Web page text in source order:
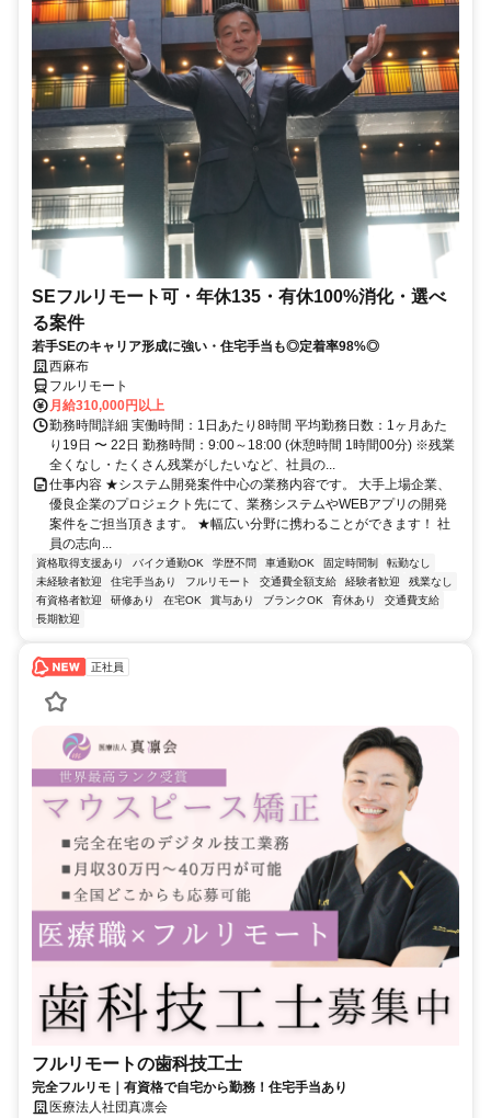
SEフルリモート可・年休135・有休100%消化・選べ
る案件
若手SEのキャリア形成に強い・住宅手当も◎定着率98%◎
西麻布
フルリモート
月給310,000円以上
勤務時間詳細 実働時間：1日あたり8時間 平均勤務日数：1ヶ月あた
り19日 〜 22日 勤務時間：9:00～18:00 (休憩時間 1時間00分) ※残業
全くなし・たくさん残業がしたいなど、社員の...
仕事内容 ★システム開発案件中心の業務内容です。 大手上場企業、
優良企業のプロジェクト先にて、業務システムやWEBアプリの開発
案件をご担当頂きます。 ★幅広い分野に携わることができます！ 社
員の志向...
資格取得支援あり バイク通勤OK 学歴不問 車通勤OK 固定時間制
転勤なし
未経験者歓迎
住宅手当あり フルリモート 交通費全額支給 経験者歓迎
残業なし
有資格者歓迎
研修あり 在宅OK 賞与あり ブランクOK 育休あり
交通費支給
長期歓迎
正社員
フルリモートの歯科技工士
完全フルリモ｜有資格で自宅から勤務！住宅手当あり
医療法人社団真凛会